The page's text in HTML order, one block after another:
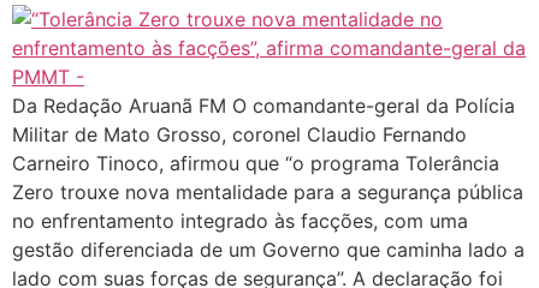
Da Redação Aruanã FM O comandante-geral da Polícia
Militar de Mato Grosso, coronel Claudio Fernando
Carneiro Tinoco, afirmou que “o programa Tolerância
Zero trouxe nova mentalidade para a segurança pública
no enfrentamento integrado às facções, com uma
gestão diferenciada de um Governo que caminha lado a
lado com suas forças de segurança”. A declaração foi